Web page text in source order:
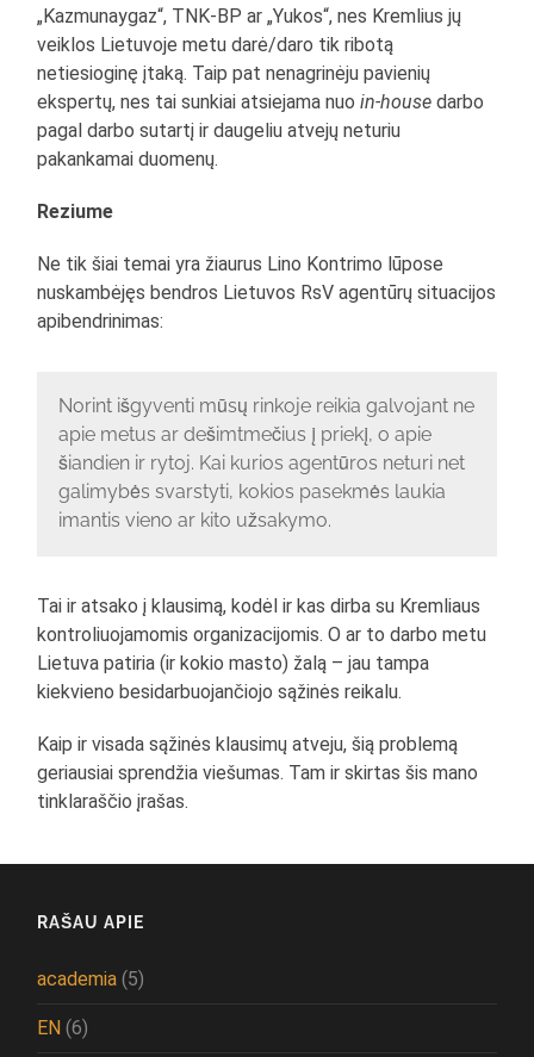
„Kazmunaygaz“, TNK-BP ar „Yukos“, nes Kremlius jų
veiklos Lietuvoje metu darė/daro tik ribotą
netiesioginę įtaką. Taip pat nenagrinėju pavienių
ekspertų, nes tai sunkiai atsiejama nuoin-house darbo
pagal darbo sutartį ir daugeliu atvejų neturiu
pakankamai duomenų.
Reziume
Ne tik šiai temai yra žiaurus Lino Kontrimo lūpose
nuskambėjęs bendros Lietuvos RsV agentūrų situacijos
apibendrinimas:
Norint išgyventi mūsų rinkoje reikia galvojant ne
apie metus ar dešimtmečius į priekį, o apie
šiandien ir rytoj. Kai kurios agentūros neturi net
galimybės svarstyti, kokios pasekmės laukia
imantis vieno ar kito užsakymo.
Tai ir atsako į klausimą, kodėl ir kas dirba su Kremliaus
kontroliuojamomis organizacijomis. O ar to darbo metu
Lietuva patiria (ir kokio masto) žalą – jau tampa
kiekvieno besidarbuojančiojo sąžinės reikalu.
Kaip ir visada sąžinės klausimų atveju, šią problemą
geriausiai sprendžia viešumas. Tam ir skirtas šis mano
tinklaraščio įrašas.
RAŠAU APIE
academia (5)
EN (6)